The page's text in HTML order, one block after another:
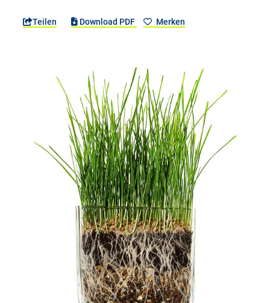
Teilen Download PDF Merken